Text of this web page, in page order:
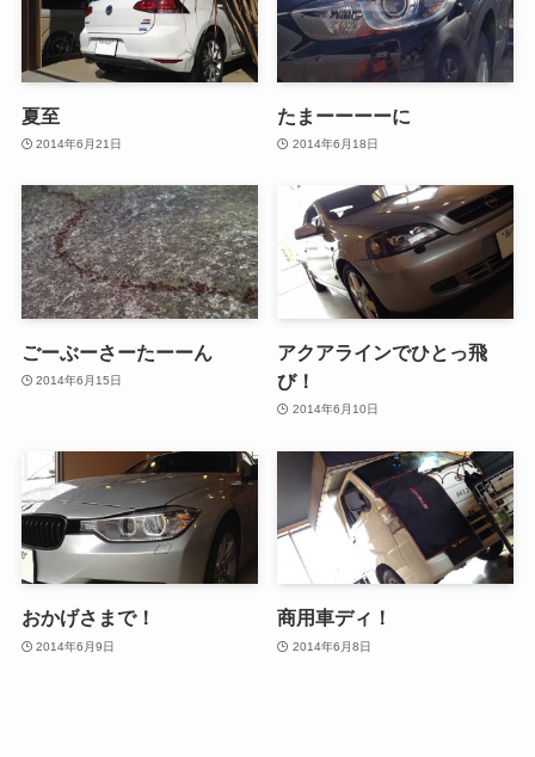
夏至
2014年6月21日
たまーーーーに
2014年6月18日
ごーぶーさーたーーん
2014年6月15日
アクアラインでひとっ飛
び！
2014年6月10日
おかげさまで！
2014年6月9日
商用車ディ！
2014年6月8日